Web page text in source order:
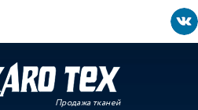
Продажа тканей